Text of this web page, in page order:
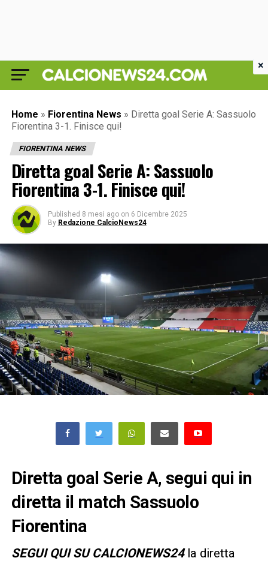
Home » Fiorentina News » Diretta goal Serie A: Sassuolo
Fiorentina 3-1. Finisce qui!
FIORENTINA NEWS
Diretta goal Serie A: Sassuolo
Fiorentina 3-1. Finisce qui!
Published 8 mesi ago on 6 Dicembre 2025
By Redazione CalcioNews24
Diretta goal Serie A, segui qui in
diretta il match Sassuolo
Fiorentina
SEGUI QUI SU CALCIONEWS24 la diretta
×